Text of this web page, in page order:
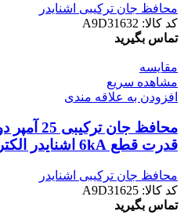
محافظ جان ترکیبی اشنایدر
کد کالا: A9D31632
تماس بگیرید
مقایسه
مشاهده سریع
افزودن به علاقه مندی
قدرت قطع 6kA اشنایدر الکتریک
محافظ جان ترکیبی اشنایدر
کد کالا: A9D31625
تماس بگیرید